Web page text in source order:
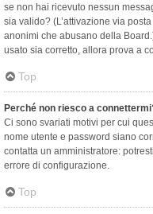
se non hai ricevuto nessun
sia valido? (L’attivazione via
anonimi che abusano della
usato sia corretto, allora prova a
Top
Perché non riesco a
Ci sono svariati motivi per cui
nome utente e password siano
contatta un amministratore:
errore di configurazione.
Top